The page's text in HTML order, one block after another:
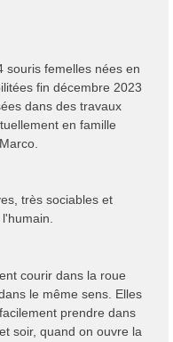
souris femelles nées en
fin décembre 2023
dans des travaux
en famille
très sociables et
courir dans la roue
le même sens. Elles
prendre dans
soir, quand on ouvre la